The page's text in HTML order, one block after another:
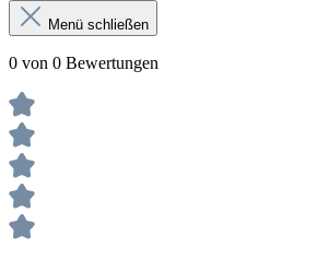
Menü schließen
0 von 0 Bewertungen